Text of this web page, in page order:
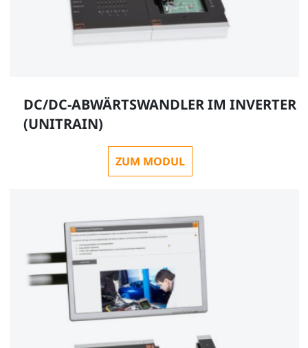
DC/DC-ABWÄRTSWANDLER IM INVERTER
(UNITRAIN)
ZUM MODUL